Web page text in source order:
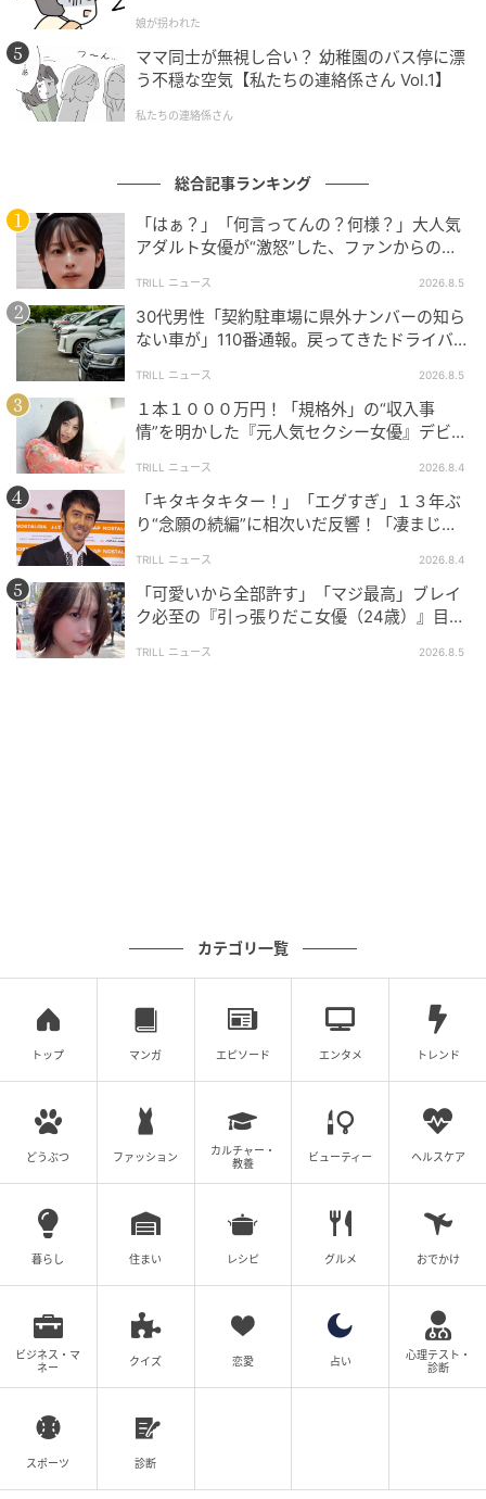
#12 なんで私ばっかり…
次の話を読む
第12話
産めない私と産まない姉
尾持トモ
全話一覧を見る
クリエイター情報
関西在住。アルバイトと漫画を兼業している。 自分
や周りの人の身に起きた出来事、モヤモヤ話、スカ
娘が拐われた
ママ同士が無視し合い？ 幼稚園のバス停に漂
う不穏な空気【私たちの連絡係さん Vol.1】
私たちの連絡係さん
総合記事ランキング
「はぁ？」「何言ってんの？何様？」大人気
アダルト女優が“激怒”した、ファンからの
TRILL ニュース 2026.8.5
30代男性「契約駐車場に県外ナンバーの知ら
ない車が」110番通報。戻ってきたドライバー
TRILL ニュース 2026.8.5
１本１０００万円！「規格外」の“収入事
情”を明かした『元人気セクシー女優』デビュ
TRILL ニュース 2026.8.4
「キタキタキター！」「エグすぎ」１３年ぶ
り“念願の続編”に相次いだ反響！「凄まじく
TRILL ニュース 2026.8.4
「可愛いから全部許す」「マジ最高」ブレイ
ク必至の『引っ張りだこ女優（24歳）』目が
TRILL ニュース 2026.8.5
カテゴリ一覧
トップ マンガ エピソード エンタメ トレンド
どうぶつ ファッション
カルチャー・
教養
ビューティー ヘルスケア
暮らし 住まい レシピ グルメ おでかけ
ビジネス・マ
ネー
クイズ 恋愛 占い
心理テスト・
診断
スポーツ 診断